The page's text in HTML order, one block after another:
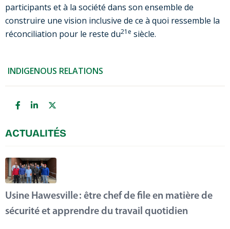
participants et à la société dans son ensemble de
construire une vision inclusive de ce à quoi ressemble la
réconciliation pour le reste du21e siècle.
INDIGENOUS RELATIONS
ACTUALITÉS
Usine Hawesville : être chef de file en matière de
sécurité et apprendre du travail quotidien